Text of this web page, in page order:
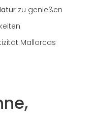
zu genießen
Mallorcas